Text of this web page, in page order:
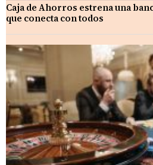
Caja de Ahorros estrena una
que conecta con todos